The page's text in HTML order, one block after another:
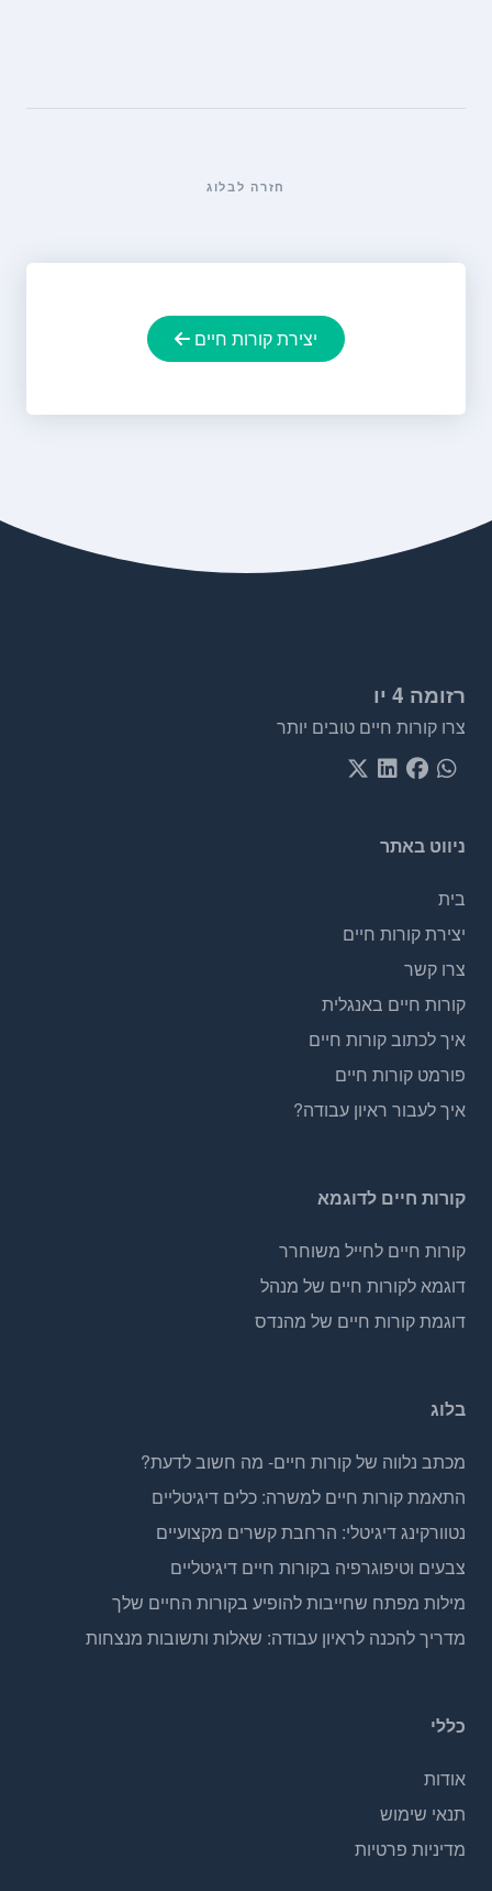
חזרה לבלוג
יצירת קורות חיים
רזומה 4 יו
צרו קורות חיים טובים יותר
ניווט באתר
בית
יצירת קורות חיים
צרו קשר
קורות חיים באנגלית
איך לכתוב קורות חיים
פורמט קורות חיים
איך לעבור ראיון עבודה?
קורות חיים לדוגמא
קורות חיים לחייל משוחרר
דוגמא לקורות חיים של מנהל
דוגמת קורות חיים של מהנדס
בלוג
מכתב נלווה של קורות חיים- מה חשוב לדעת?
התאמת קורות חיים למשרה: כלים דיגיטליים
נטוורקינג דיגיטלי: הרחבת קשרים מקצועיים
צבעים וטיפוגרפיה בקורות חיים דיגיטליים
מילות מפתח שחייבות להופיע בקורות החיים שלך
מדריך להכנה לראיון עבודה: שאלות ותשובות מנצחות
כללי
אודות
תנאי שימוש
מדיניות פרטיות